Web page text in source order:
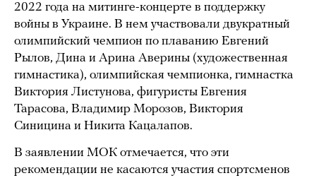
2022 года на митинге-концерте в поддержку
войны в Украине. В нем участвовали двукратный
олимпийский чемпион по плаванию Евгений
Рылов, Дина и Арина Аверины (художественная
гимнастика), олимпийская чемпионка, гимнастка
Виктория Листунова, фигуристы Евгения
Тарасова, Владимир Морозов, Виктория
Синицина и Никита Кацалапов.
В заявлении МОК отмечается, что эти
рекомендации не касаются участия спортсменов